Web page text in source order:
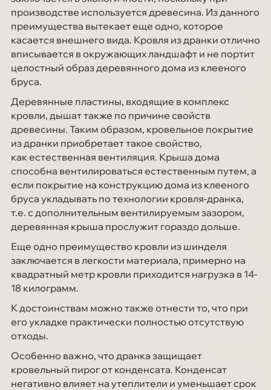
производстве используется древесина. Из данного
преимущества вытекает еще одно, которое
касается внешнего вида. Кровля из дранки отлично
вписывается в окружающих ландшафт и не портит
целостный образ деревянного дома из клееного
бруса.
Деревянные пластины, входящие в комплекс
кровли, дышат также по причине свойств
древесины. Таким образом, кровельное покрытие
из дранки приобретает такое свойство,
как естественная вентиляция. Крыша дома
способна вентилироваться естественным путем, а
если покрытие на конструкцию дома из клееного
бруса укладывать по технологии кровля-дранка,
т.е. с дополнительным вентилируемым зазором,
деревянная крыша прослужит гораздо дольше.
Еще одно преимущество кровли из шинделя
заключается в легкости материала, примерно на
квадратный метр кровли приходится нагрузка в 14-
18 килограмм.
К достоинствам можно также отнести то, что при
его укладке практически полностью отсутствую
отходы.
Особенно важно, что дранка защищает
кровельный пирог от конденсата. Конденсат
негативно влияет на утеплители и уменьшает срок